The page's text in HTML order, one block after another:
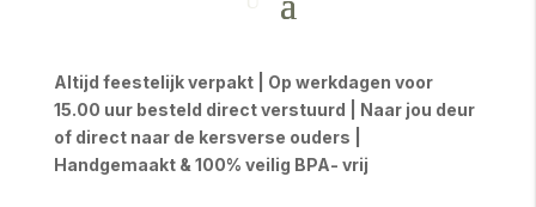
Altijd feestelijk verpakt | Op werkdagen voor
15.00 uur besteld direct verstuurd | Naar jou deur
of direct naar de kersverse ouders |
Handgemaakt & 100% veilig BPA- vrij